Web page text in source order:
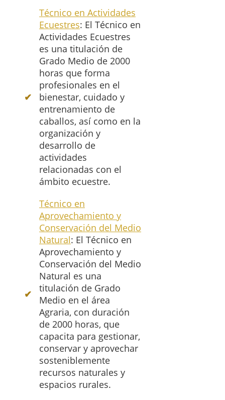
Técnico en Actividades
Ecuestres: El Técnico en
Actividades Ecuestres
es una titulación de
Grado Medio de 2000
horas que forma
profesionales en el
bienestar, cuidado y
entrenamiento de
caballos, así como en la
organización y
desarrollo de
actividades
relacionadas con el
ámbito ecuestre.
Técnico en
Aprovechamiento y
Conservación del Medio
Natural: El Técnico en
Aprovechamiento y
Conservación del Medio
Natural es una
titulación de Grado
Medio en el área
Agraria, con duración
de 2000 horas, que
capacita para gestionar,
conservar y aprovechar
sosteniblemente
recursos naturales y
espacios rurales.